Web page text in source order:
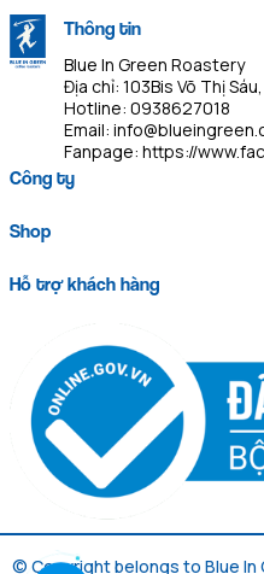
Thông tin
Blue In Green Roastery
Địa chỉ: 103Bis Võ Thị
Hotline:0938627018
Email:
Fanpage:https://
Công ty
Shop
Hỗ trợ khách hàng
© Copyright belongs to Blue